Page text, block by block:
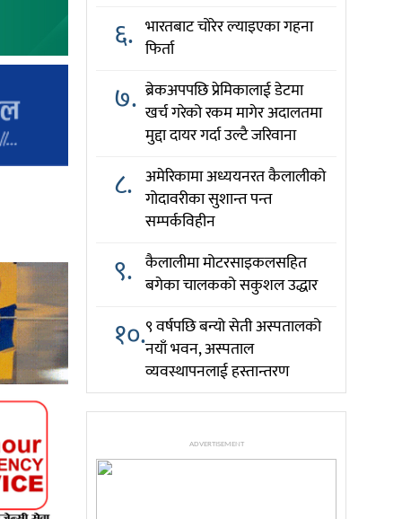
६. भारतबाट चोरेर ल्याइएका गहना
फिर्ता
७. ब्रेकअपपछि प्रेमिकालाई डेटमा
खर्च गरेको रकम मागेर अदालतमा
मुद्दा दायर गर्दा उल्टै जरिवाना
८. अमेरिकामा अध्ययनरत कैलालीको
गोदावरीका सुशान्त पन्त
सम्पर्कविहीन
९. कैलालीमा मोटरसाइकलसहित
बगेका चालकको सकुशल उद्धार
१०.९ वर्षपछि बन्यो सेती अस्पतालको
नयाँ भवन, अस्पताल
व्यवस्थापनलाई हस्तान्तरण
ADVERTISEMENT